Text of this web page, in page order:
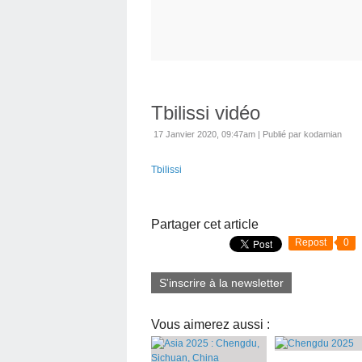
Tbilissi vidéo
17 Janvier 2020, 09:47am | Publié par kodamian
Tbilissi
Partager cet article
Repost 0
S'inscrire à la newsletter
Vous aimerez aussi :